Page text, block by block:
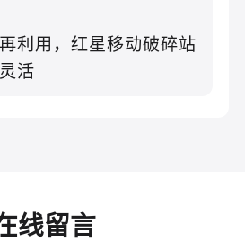
利用，红星移动破碎站
活
线留言